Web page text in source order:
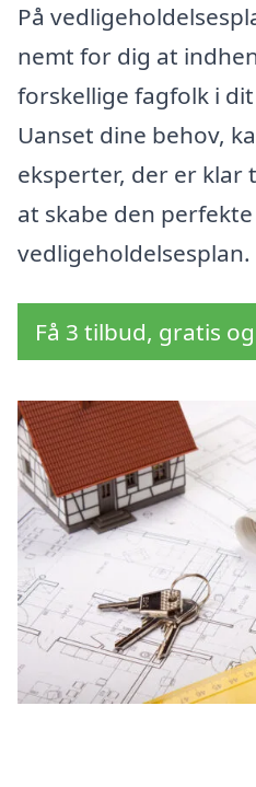
På
nemt for dig at
forskellige fagfolk i
Uanset dine behov,
eksperter, der er klar
at skabe den perfekte
vedligeholdelsesplan.
Få 3 tilbud, gratis